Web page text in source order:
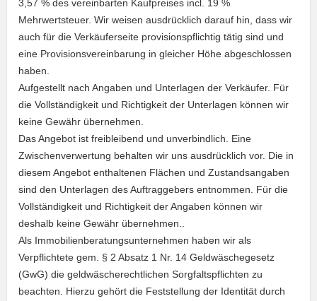
3,57 % des vereinbarten Kaufpreises incl. 19 %
Mehrwertsteuer. Wir weisen ausdrücklich darauf hin, dass wir
auch für die Verkäuferseite provisionspflichtig tätig sind und
eine Provisionsvereinbarung in gleicher Höhe abgeschlossen
haben.
Aufgestellt nach Angaben und Unterlagen der Verkäufer. Für
die Vollständigkeit und Richtigkeit der Unterlagen können wir
keine Gewähr übernehmen.
Das Angebot ist freibleibend und unverbindlich. Eine
Zwischenverwertung behalten wir uns ausdrücklich vor. Die in
diesem Angebot enthaltenen Flächen und Zustandsangaben
sind den Unterlagen des Auftraggebers entnommen. Für die
Vollständigkeit und Richtigkeit der Angaben können wir
deshalb keine Gewähr übernehmen..
Als Immobilienberatungsunternehmen haben wir als
Verpflichtete gem. § 2 Absatz 1 Nr. 14 Geldwäschegesetz
(GwG) die geldwäscherechtlichen Sorgfaltspflichten zu
beachten. Hierzu gehört die Feststellung der Identität durch